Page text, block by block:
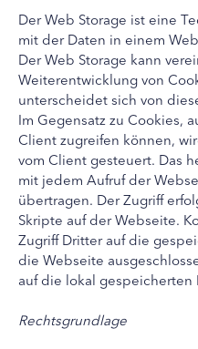
Der Web Storage ist eine
mit der Daten in einem
Der Web Storage kann
Weiterentwicklung von
unterscheidet sich von
Im Gegensatz zu Cookies,
Client zugreifen können,
vom Client gesteuert. Das
mit jedem Aufruf der
übertragen. Der Zugriff
Skripte auf der Webseite.
Zugriff Dritter auf die
die Webseite
auf die lokal gespeicherten
Rechtsgrundlage